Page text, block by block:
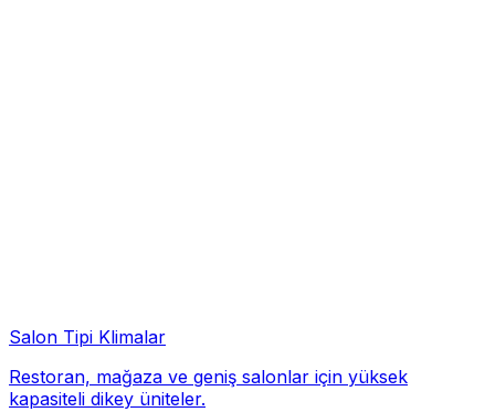
Salon Tipi Klimalar
Restoran, mağaza ve geniş salonlar için yüksek
kapasiteli dikey üniteler.